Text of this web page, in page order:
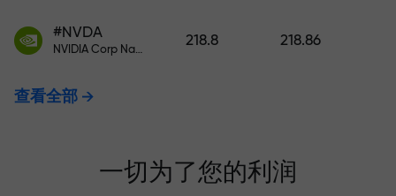
#NVDA
NVIDIA Corp Nasdaq Stock Exchange (Nasdaq) USD
218.8 218.86
查看全部
一切为了您的利润